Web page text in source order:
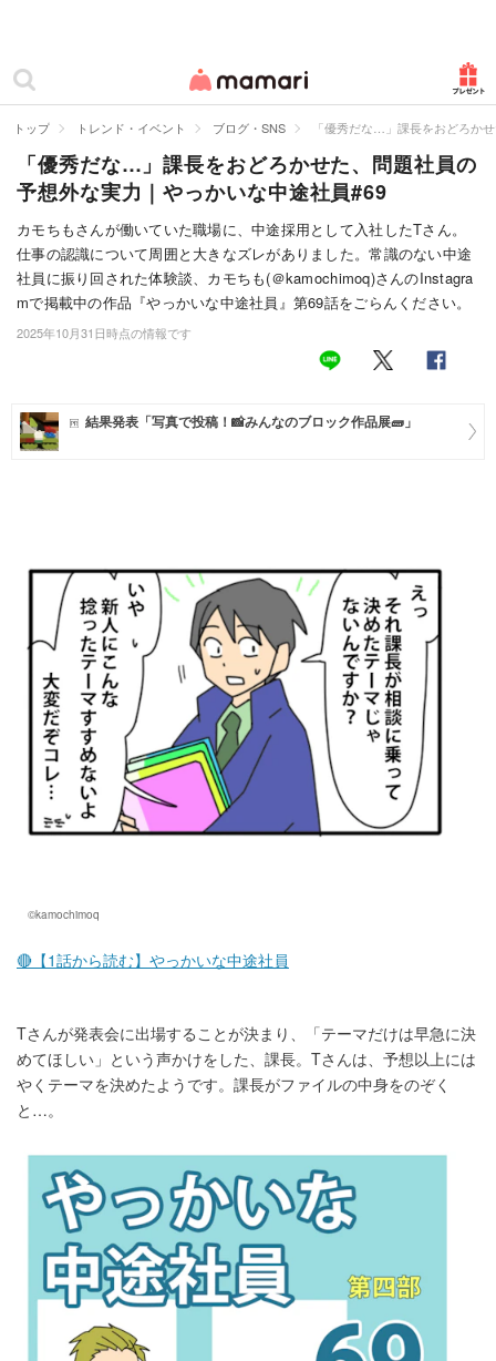
ママリ
カテゴリー一覧
妊娠
出産
赤ちゃん・育児
子育て・家族
お仕事
トレンド・イベント
トップ トレンド・イベント ブログ・SNS 「優秀だな…」課長をおどろか
「優秀だな…」課長をおどろかせた、問題社員の
予想外な実力｜やっかいな中途社員#69
カモちもさんが働いていた職場に、中途採用として入社したTさん。
仕事の認識について周囲と大きなズレがありました。常識のない中途
社員に振り回された体験談、カモちも(＠kamochimoq)さんのInstagra
mで掲載中の作品『やっかいな中途社員』第69話をごらんください。
2025年10月31日時点の情報です
結果発表「写真で投稿！📸みんなのブロック作品展🧱」
©kamochimoq
🔴【1話から読む】やっかいな中途社員
Tさんが発表会に出場することが決まり、「テーマだけは早急に決
めてほしい」という声かけをした、課長。Tさんは、予想以上には
やくテーマを決めたようです。課長がファイルの中身をのぞく
と…。